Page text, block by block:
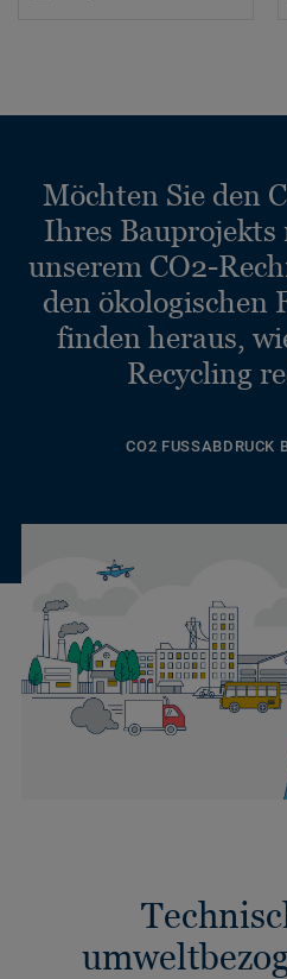
Möchten Sie den
Ihres Bauprojekts
unserem CO2-
den ökologischen
finden heraus,
Recycling
CO2 FUSSABDRUCK